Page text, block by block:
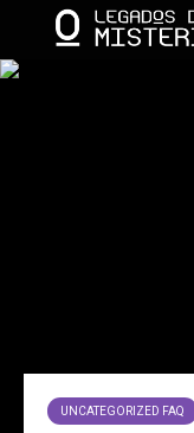
UNCATEGORIZED FAQ